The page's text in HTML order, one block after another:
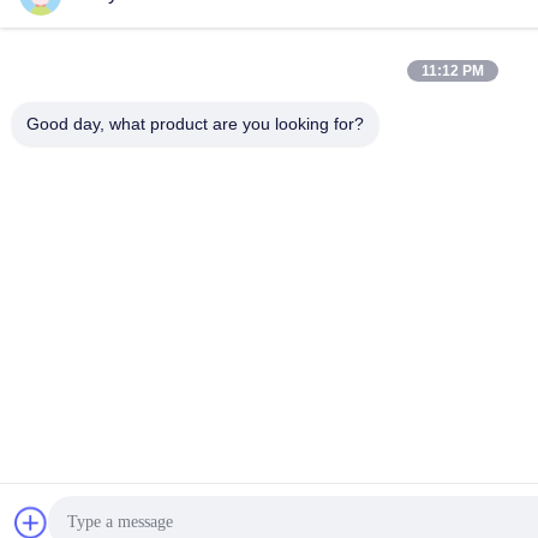
11:12 PM
Good day, what product are you looking for?